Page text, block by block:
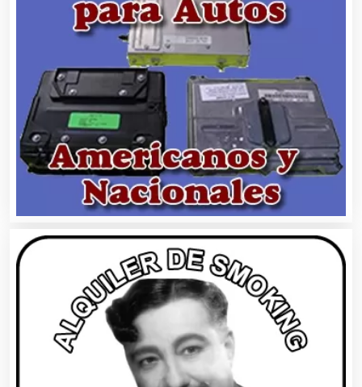
Artículos Importados
Artículos para el Hogar
Artículos para Regalos
Artículos Personales
Artículos Publicitarios
Aseguradoras